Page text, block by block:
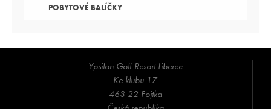
POBYTOVÉ BALÍČKY
Ypsilon Golf Resort Liberec
Ke klubu 17
463 22 Fojtka